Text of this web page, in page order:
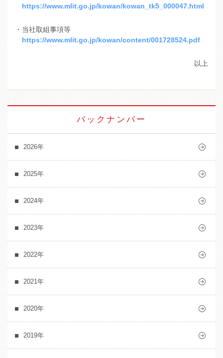
https://www.mlit.go.jp/kowan/kowan_tk5_000047.html
・当社取組事項等
https://www.mlit.go.jp/kowan/content/001728524.pdf
以上
バックナンバー
2026年
2025年
2024年
2023年
2022年
2021年
2020年
2019年